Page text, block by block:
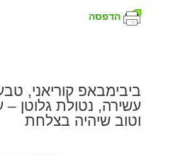
הדפסה
ביבימבאפ קוריאני,
עשירה, נטולת גלוטן
וטוב שיהיה בצלחת